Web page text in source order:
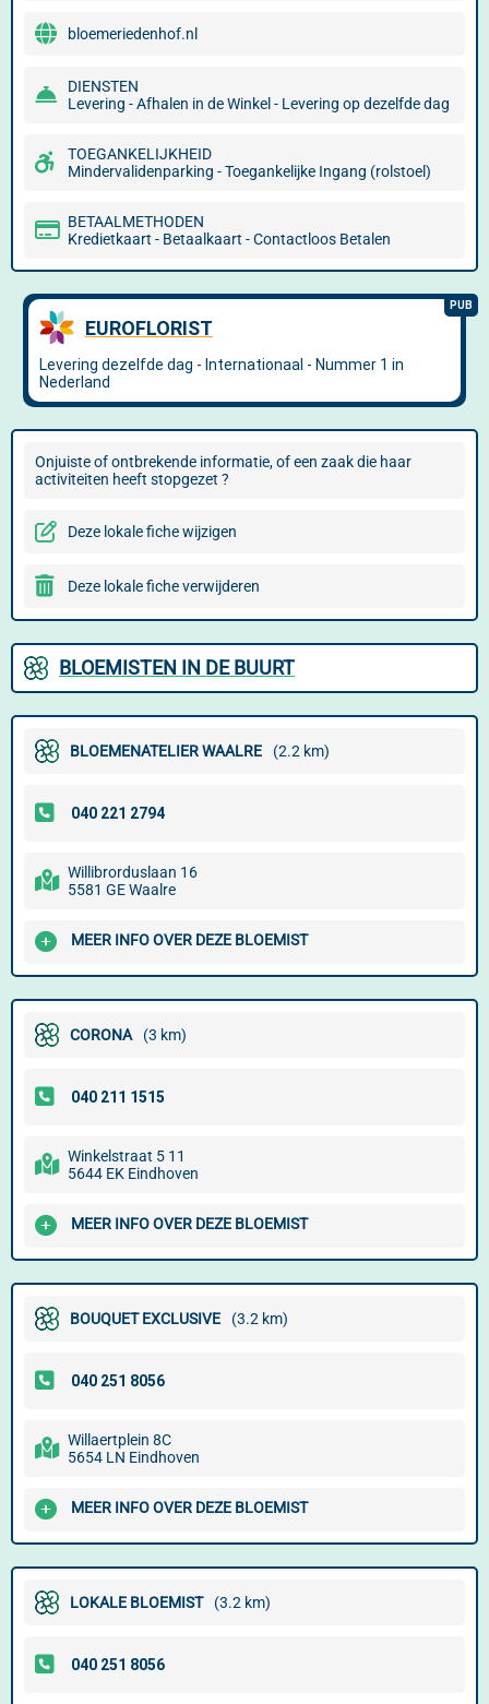
bloemeriedenhof.nl
DIENSTEN
Levering - Afhalen in de Winkel - Levering op dezelfde dag
TOEGANKELIJKHEID
Mindervalidenparking - Toegankelijke Ingang (rolstoel)
BETAALMETHODEN
Kredietkaart - Betaalkaart - Contactloos Betalen
Onjuiste of ontbrekende informatie, of een zaak die haar
activiteiten heeft stopgezet ?
Deze lokale fiche wijzigen
Deze lokale fiche verwijderen
BLOEMISTEN IN DE BUURT
BLOEMENATELIER WAALRE (2.2 km)
Willibrorduslaan 16
5581 GE Waalre
MEER INFO OVER DEZE BLOEMIST
CORONA (3 km)
Winkelstraat 5 11
5644 EK Eindhoven
MEER INFO OVER DEZE BLOEMIST
BOUQUET EXCLUSIVE (3.2 km)
Willaertplein 8C
5654 LN Eindhoven
MEER INFO OVER DEZE BLOEMIST
LOKALE BLOEMIST (3.2 km)